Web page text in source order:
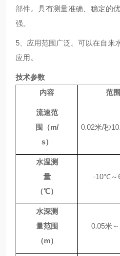
部件。具有测量准确、稳定的
强。
5、 应用范围广泛。可以在自来
应用。
技术参数
内容
范围
流速范
围（m/
s）
0.02米/秒10
水温测
量
（℃）
-10℃
水深测
量范围
（m）
0.05米～